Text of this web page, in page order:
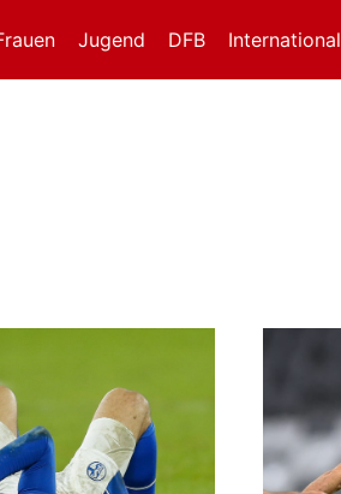
Jugend DFB International